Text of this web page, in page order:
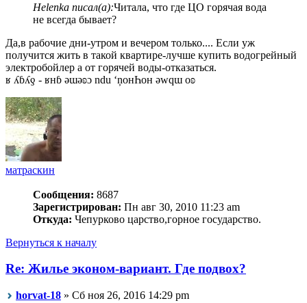
Helenka писал(а):Читала, что где ЦО горячая вода
не всегда бывает?
Да,в рабочие дни-утром и вечером только.... Если уж
получится жить в такой квартире-лучше купить водогрейный
электробойлер а от горячей воды-отказаться.
ʁ ʎɓʎƍ - ʁнɓ ǝɯǝʚɔ ndu ‘ņонҺон ǝwqɯ оʚ
матраскин
Сообщения: 8687
Зарегистрирован: Пн авг 30, 2010 11:23 am
Откуда: Чепурково царство,горное государство.
Вернуться к началу
Re: Жилье эконом-вариант. Где подвох?
horvat-18 » Сб ноя 26, 2016 14:29 pm